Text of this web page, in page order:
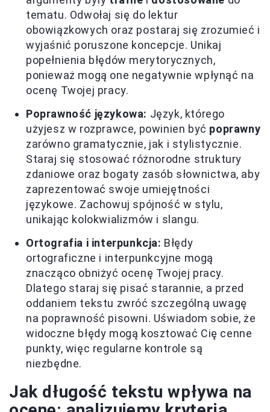
tematu. Odwołaj się do lektur
obowiązkowych oraz postaraj się zrozumieć i
wyjaśnić poruszone koncepcje. Unikaj
popełnienia błędów merytorycznych,
ponieważ mogą one negatywnie wpłynąć na
ocenę Twojej pracy.
Poprawność językowa: Język, którego
użyjesz w rozprawce, powinien być poprawny
zarówno gramatycznie, jak i stylistycznie.
Staraj się stosować różnorodne struktury
zdaniowe oraz bogaty zasób słownictwa, aby
zaprezentować swoje umiejętności
językowe. Zachowuj spójność w stylu,
unikając kolokwializmów i slangu.
Ortografia i interpunkcja: Błędy
ortograficzne i interpunkcyjne mogą
znacząco obniżyć ocenę Twojej pracy.
Dlatego staraj się pisać starannie, a przed
oddaniem tekstu zwróć szczególną uwagę
na poprawność pisowni. Uświadom sobie, że
widoczne błędy mogą kosztować Cię cenne
punkty, więc regularne kontrole są
niezbędne.
Jak długość tekstu wpływa na